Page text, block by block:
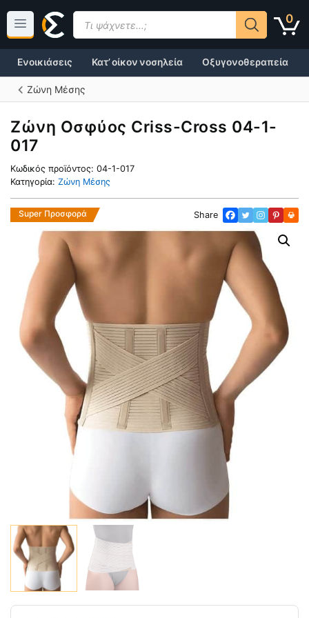
περιεχόμενο
0
Products
search
Κατ’ οίκον νοσηλεία Οξυγονοθεραπεία
Ενοικιάσεις
Ζώνη Μέσης
Ζώνη Οσφύος Criss-Cross 04-1-
017
Κωδικός προϊόντος: 04-1-017
Κατηγορία: Ζώνη Μέσης
Share
Super Προσφορά